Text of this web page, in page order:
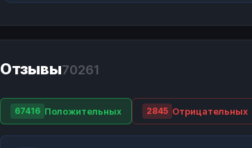
Отзывы70261
67416 Положительных 2845 Отрицательных